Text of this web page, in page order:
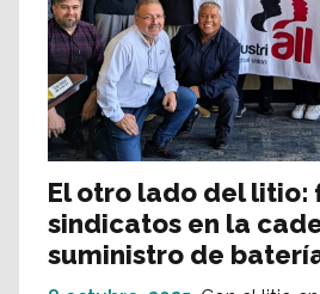
El otro lado del
sindicatos en la
suministro de